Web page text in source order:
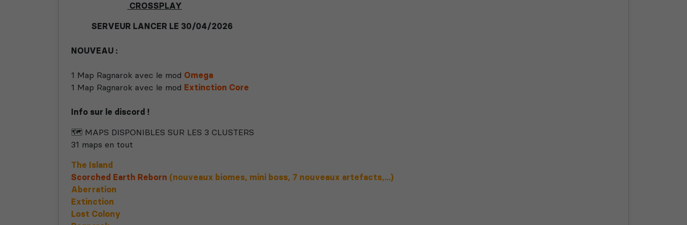
CROSSPLAY
SERVEUR LANCER LE 30/04/2026
NOUVEAU :
1 Map Ragnarok avec le mod Omega
1 Map Ragnarok avec le mod Extinction Core
Info sur le discord !
🗺️ MAPS DISPONIBLES SUR LES 3 CLUSTERS
31 maps en tout
The Island
Scorched Earth Reborn (nouveaux biomes, mini boss, 7 nouveaux artefacts,...)
Aberration
Extinction
Lost Colony